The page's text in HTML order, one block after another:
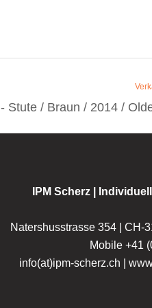
- Stute / Braun / 2014 /
IPM Scherz |
Natershusstrasse 354 | CH-
Mobile +41
info(at)ipm-scherz.ch |